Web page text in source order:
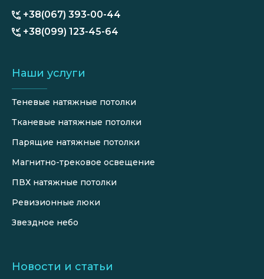
+38(067) 393-00-44
+38(099) 123-45-64
Наши услуги
Теневые натяжные потолки
Тканевые натяжные потолки
Парящие натяжные потолки
Магнитно-трековое освещение
ПВХ натяжные потолки
Ревизионные люки
Звездное небо
Новости и статьи